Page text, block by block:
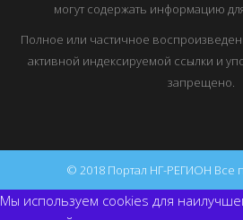
могут содержать информацию
Полное или частичное
активной индексируемой ссылки и
запрещено.
© 2018 Портал НГ-РЕГИОН Все
Мы используем cookies для